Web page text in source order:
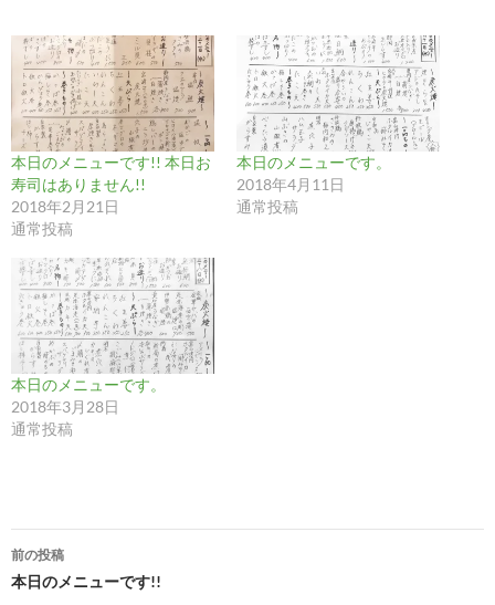
本日のメニューです!! 本日お
寿司はありません!!
2018年2月21日
通常投稿
本日のメニューです。
2018年4月11日
通常投稿
本日のメニューです。
2018年3月28日
通常投稿
投
稿
前の投稿
本日のメニューです!!